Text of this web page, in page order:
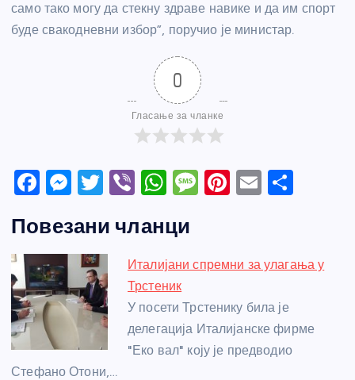
само тако могу да стекну здраве навике и да им спорт
буде свакодневни избор”, поручио је министар.
0
Гласање за чланке
F
c
e
b
o
o
k
M
ss
e
n
g
er
T
itt
er
Vi
er
W
at
s
A
p
p
M
a
e
Pi
e
E
e
Повезани чланци
Италијани спремни за улагања у
Трстеник
У посети Трстенику била је
делегација Италијанске фирме
"Еко вал" коју је предводио
Стефано Отони,…